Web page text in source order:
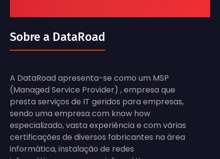
Sobre a DataRoad
A DataRoad apresenta-se como um MSP
(Managed Service Provider) , empresa que
presta serviços de IT geridos para empresas,
sendo uma empresa com know how
especializado, vasta experiência e com várias
certificações de diversos fabricantes na área
informática, instalação de redes